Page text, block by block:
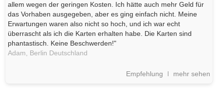
allem wegen der geringen Kosten. Ich hätte auch mehr Geld für
das Vorhaben ausgegeben, aber es ging einfach nicht. Meine
Erwartungen waren also nicht so hoch, und ich war echt
überrascht als ich die Karten erhalten habe. Die Karten sind
phantastisch. Keine Beschwerden!"
Adam,
Berlin Deutschland
Empfehlung mehr sehen